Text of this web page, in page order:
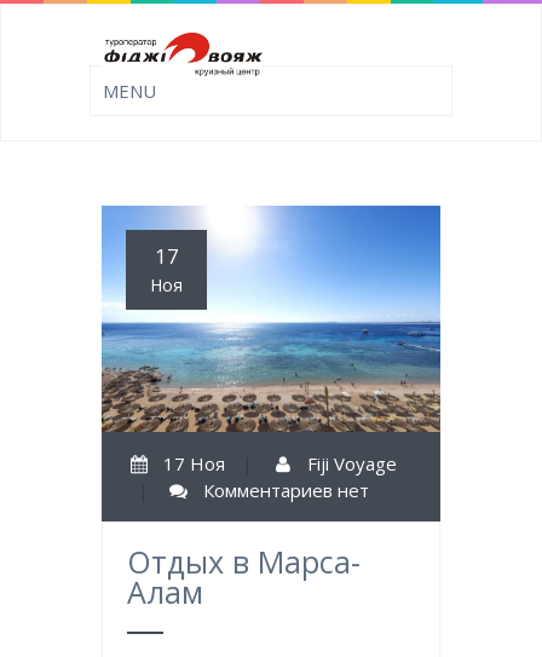
17
Ноя
17 Ноя
Fiji Voyage
Комментариев нет
Отдых в Марса-
Алам